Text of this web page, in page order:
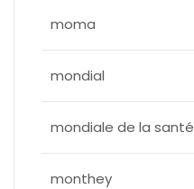
moma
mondial
mondiale de la santé
monthey